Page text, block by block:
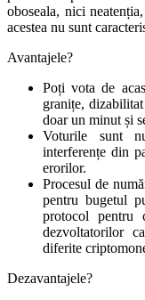
oboseala, nici
acestea nu sunt
Avantajele?
Poți vota de
granițe,
doar un minut și
Voturile sunt
interferențe din
erorilor.
Procesul de
pentru bugetul
protocol pentru
dezvoltatorilor
diferite
Dezavantajele?